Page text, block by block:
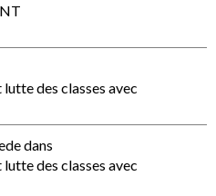
des classes avec
dans
des classes avec